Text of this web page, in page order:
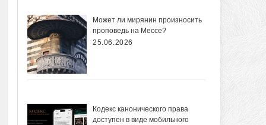
Может ли мирянин произносить
проповедь на Мессе?
25.06.2026
Кодекс канонического права
доступен в виде мобильного